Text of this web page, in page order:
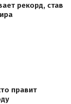
рекорд, став
правит